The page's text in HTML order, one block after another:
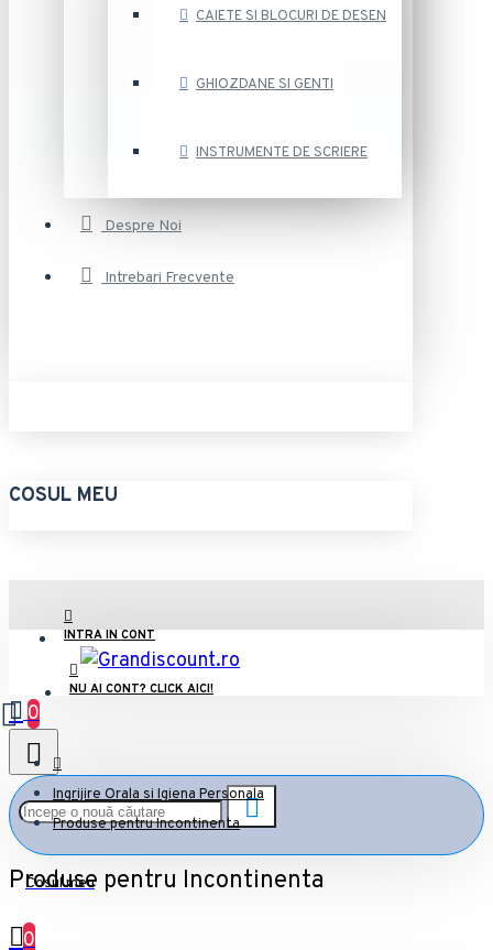
CAIETE SI BLOCURI DE DESEN
GHIOZDANE SI GENTI
INSTRUMENTE DE SCRIERE
Despre Noi
Intrebari Frecvente
COSUL MEU
INTRA IN CONT
NU AI CONT? CLICK AICI!
0
Cosul meu
0
Ingrijire Orala si Igiena Personala
Produse pentru Incontinenta
Produse pentru Incontinenta